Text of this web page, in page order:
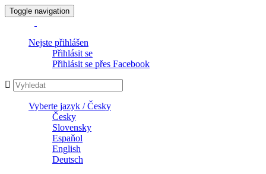
Toggle navigation
Nejste přihlášen
Přihlásit se
Přihlásit se přes Facebook
Vyberte jazyk / Česky
Česky
Slovensky
Espaňol
English
Deutsch